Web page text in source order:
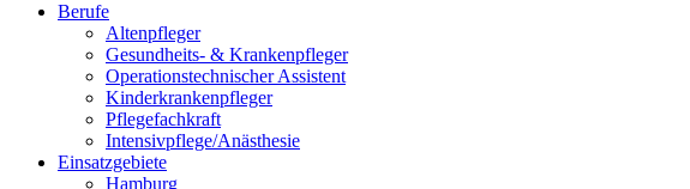
Berufe
Altenpfleger
Gesundheits- & Krankenpfleger
Operationstechnischer Assistent
Kinderkrankenpfleger
Pflegefachkraft
Intensivpflege/Anästhesie
Einsatzgebiete
Hamburg